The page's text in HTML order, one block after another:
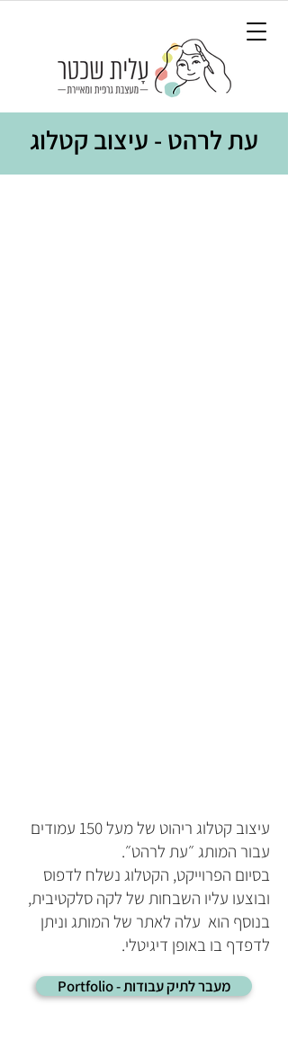
עת לרהט - עיצוב קטלוג
עיצוב קטלוג ריהוט של מעל 150 עמודים
עבור המותג ״עת לרהט״.
בסיום הפרוייקט, הקטלוג נשלח לדפוס
ובוצעו עליו השבחות של לקה סלקטיבית,
בנוסף הוא עלה לאתר של המותג וניתן
לדפדף בו באופן דיגיטלי.
Portfolio - מעבר לתיק עבודות